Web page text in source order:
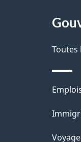
a
l
s
d
e
propos
Toutes
et